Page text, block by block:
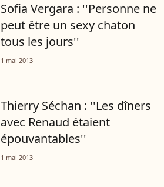
Sofia Vergara : ''Personne ne
peut être un sexy chaton
tous les jours''
1 mai 2013
Thierry Séchan : ''Les dîners
avec Renaud étaient
épouvantables''
1 mai 2013